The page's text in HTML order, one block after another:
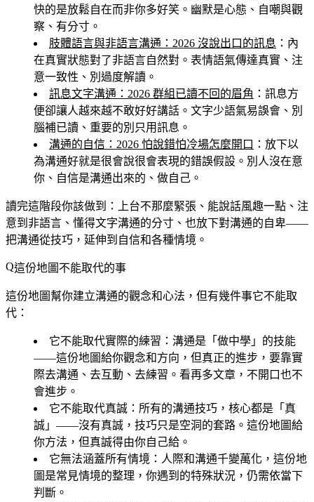
快的是放鬆自在而非你多好笑。幽默是心態、自嘲與觀
察、有分寸。
肢體語言與非語言溝通：2026 沒說出口的訊息 ：內
在真實狀態對了非語言自然對。表情語氣傳達真實、注
意一致性、別過度解讀。
訊息文字溝通：2026 群組已讀不回的眉角 ：訊息方
便卻讓人越來越不敢好好講話。文字少語氣易誤會、別
腦補已讀、重要的別只用訊息。
溝通的自信：2026 怕說錯怕冷場怎麼開口 ：放下以
為溝通好就是很會說很會表現的錯誤假設。別人沒在意
你、自信是溝通出來的、做自己。
讀完這階段你該做到 ：上台不那麼緊張、能說話風趣一點、注
意到非語言、懂得文字溝通的分寸、也放下對溝通的自卑——
把溝通從技巧，延伸到自信和各種情境。
這份地圖不能取代的事
這份地圖幫你建立溝通的觀念和心法，但有幾件事它不能取
代：
它不能取代實際的練習 ：溝通是「做中學」的技能
——這份地圖給你觀念和方向，但真正的進步，要靠實
際去溝通、去互動、去練習。看再多文章，不開口也不
會進步。
它不能取代真誠 ：所有的溝通技巧，核心都是「真
誠」——沒有真誠，技巧只是空洞的套路。這份地圖給
你方法，但真誠得由你自己給。
它無法涵蓋所有情境 ：人際和溝通千變萬化，這份地
圖是常見情境的整理，你遇到的特殊狀況，仍需依當下
判斷。